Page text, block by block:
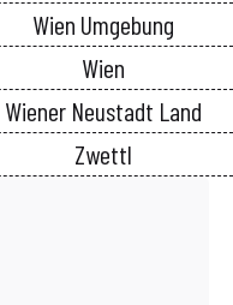
Wien Umgebung
Wien
Wiener Neustadt Land
Zwettl